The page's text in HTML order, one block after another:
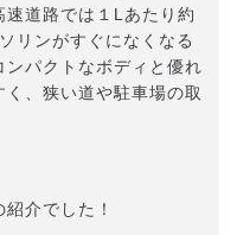
道路では１Lあたり約
リンがすぐになくなる
パクトなボディと優れ
、狭い道や駐車場の取
介でした！